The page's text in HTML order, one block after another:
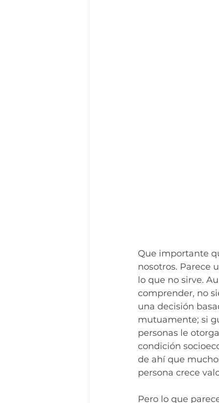
Que importante
nosotros. Parece
lo que no sirve.
comprender, no
una decisión
mutuamente; si
personas le
condición
de ahí que
persona crece
Pero lo que